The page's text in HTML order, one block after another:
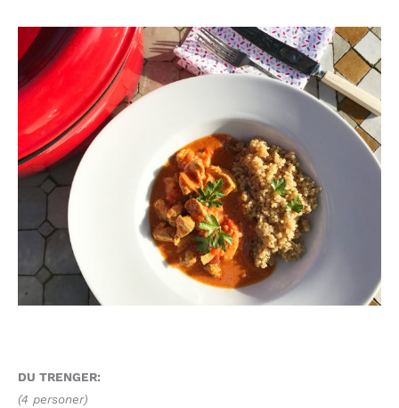
DU TRENGER:
(4 personer)